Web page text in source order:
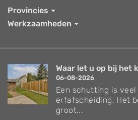
Provincies
Werkzaamheden
Waar let u op bij het
06-08-2026
Een schutting is
erfafscheiding. Het
groot...